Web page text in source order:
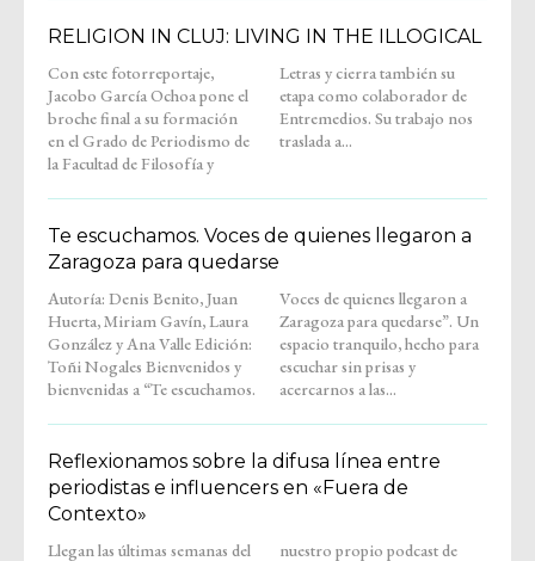
RELIGION IN CLUJ: LIVING IN THE ILLOGICAL
Con este fotorreportaje,
Jacobo García Ochoa pone el
broche final a su formación
en el Grado de Periodismo de
la Facultad de Filosofía y
Letras y cierra también su
etapa como colaborador de
Entremedios. Su trabajo nos
traslada a...
Te escuchamos. Voces de quienes llegaron a
Zaragoza para quedarse
Autoría: Denis Benito, Juan
Huerta, Miriam Gavín, Laura
González y Ana Valle Edición:
Toñi Nogales Bienvenidos y
bienvenidas a “Te escuchamos.
Voces de quienes llegaron a
Zaragoza para quedarse”. Un
espacio tranquilo, hecho para
escuchar sin prisas y
acercarnos a las...
Reflexionamos sobre la difusa línea entre
periodistas e influencers en «Fuera de
Contexto»
Llegan las últimas semanas del
nuestro propio podcast de